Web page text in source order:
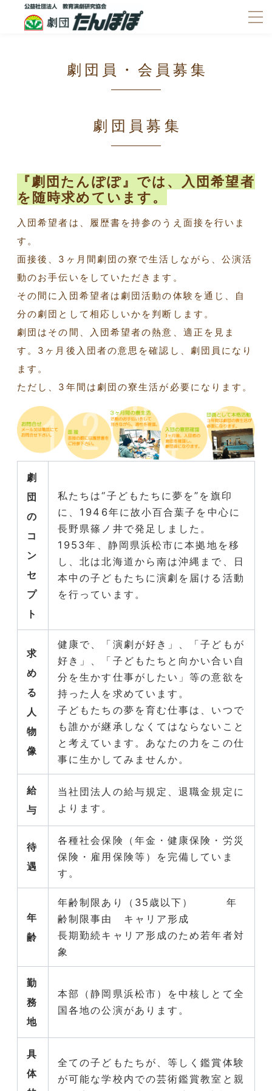
劇団員・会員募集
劇団員募集
『劇団たんぽぽ』では、入団希望者
を随時求めています。
入団希望者は、履歴書を持参のうえ面接を行いま
す。
面接後、3ヶ月間劇団の寮で生活しながら、公演活
動のお手伝いをしていただきます。
その間に入団希望者は劇団活動の体験を通じ、自
分の劇団として相応しいかを判断します。
劇団はその間、入団希望者の熱意、適正を見ま
す。3ヶ月後入団者の意思を確認し、劇団員になり
ます。
ただし、3年間は劇団の寮生活が必要になります。
劇
団
の
コ
ン
セ
プ
ト
私たちは“子どもたちに夢を”を旗印
に、1946年に故小百合葉子を中心に
長野県篠ノ井で発足しました。
1953年、静岡県浜松市に本拠地を移
し、北は北海道から南は沖縄まで、日
本中の子どもたちに演劇を届ける活動
を行っています。
求
め
る
人
物
像
健康で、「演劇が好き」、「子どもが
好き」、「子どもたちと向かい合い自
分を生かす仕事がしたい」等の意欲を
持った人を求めています。
子どもたちの夢を育む仕事は、いつで
も誰かが継承しなくてはならないこと
と考えています。あなたの力をこの仕
事に生かしてみませんか。
給
与
当社団法人の給与規定、退職金規定に
よります。
待
遇
各種社会保険（年金・健康保険・労災
保険・雇用保険等）を完備していま
す。
年
齢
年齢制限あり（35歳以下） 年
齢制限事由 キャリア形成
長期勤続キャリア形成のため若年者対
象
勤
務
地
本部（静岡県浜松市）を中核しとて全
国各地の公演があります。
具
体
全ての子どもたちが、等しく鑑賞体験
が可能な学校内での芸術鑑賞教室と親